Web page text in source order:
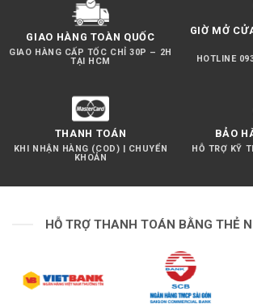
GIAO HÀNG TOÀN QUỐC
GIAO HÀNG CẤP TỐC CHỈ 30P – 2H
TẠI HCM
GIỜ MỞ
HOTLINE
THANH TOÁN
KHI NHẬN HÀNG (COD) | CHUYỂN
KHOẢN
BẢO
HỖ TRỢ KỸ
HỖ TRỢ THANH TOÁN BẰNG THẺ